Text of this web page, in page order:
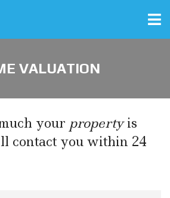
VALUATION
your propertyis
contact you within 24